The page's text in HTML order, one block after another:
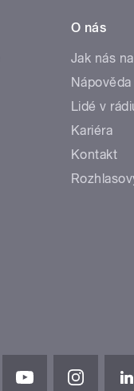
O nás
Jak nás
Nápověda
Lidé v
Kariéra
Kontakt